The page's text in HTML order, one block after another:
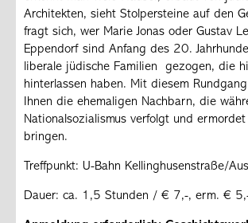
Architekten, sieht Stolpersteine auf den
fragt sich, wer Marie Jonas oder Gustav
Eppendorf sind Anfang des 20.
liberale jüdische Familien gezogen, die
hinterlassen haben. Mit diesem
Ihnen die ehemaligen Nachbarn, die
Nationalsozialismus verfolgt und
bringen.
Treffpunkt: U-Bahn Kellinghusenstraße/
Dauer: ca. 1,5 Stunden / € 7,-, erm. €